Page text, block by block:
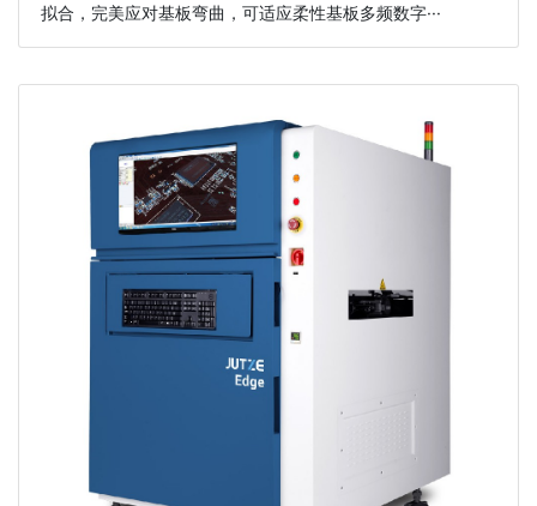
拟合，完美应对基板弯曲，可适应柔性基板多频数字···